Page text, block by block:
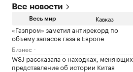
Все новости
Весь мир Кавказ
«Газпром» заметил антирекорд по
объему запасов газа в Европе
Бизнес
WSJ рассказала о находках, меняющих
представление об истории Китая